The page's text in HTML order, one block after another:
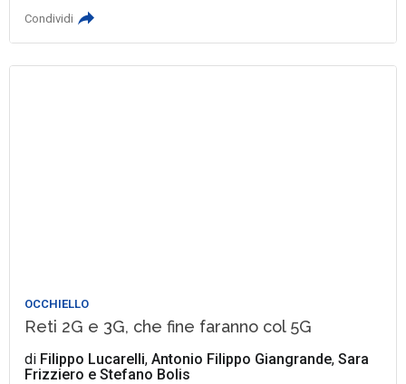
Condividi
OCCHIELLO
Reti 2G e 3G, che fine faranno col 5G
di Filippo Lucarelli,Antonio Filippo Giangrande,Sara
Frizziero eStefano Bolis